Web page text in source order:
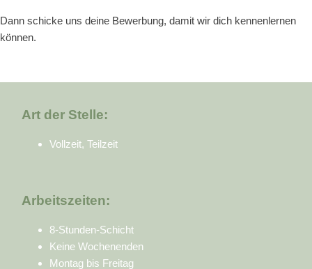
Dann schicke uns deine Bewerbung, damit wir dich kennenlernen
können.
Art der Stelle:
Vollzeit, Teilzeit
Arbeitszeiten:
8-Stunden-Schicht
Keine Wochenenden
Montag bis Freitag